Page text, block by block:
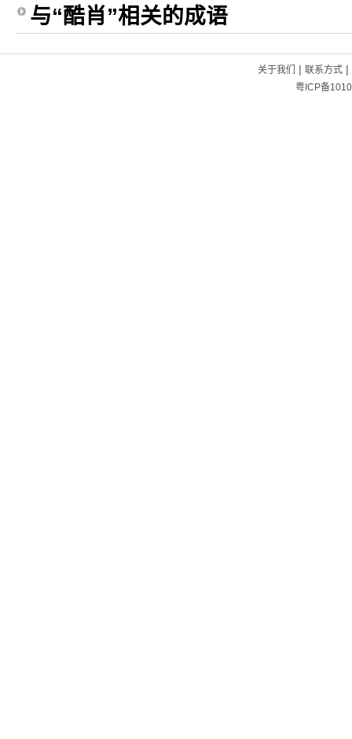
与“酷肖”相关的成语
关于我们 | 联系方式|
粤ICP备